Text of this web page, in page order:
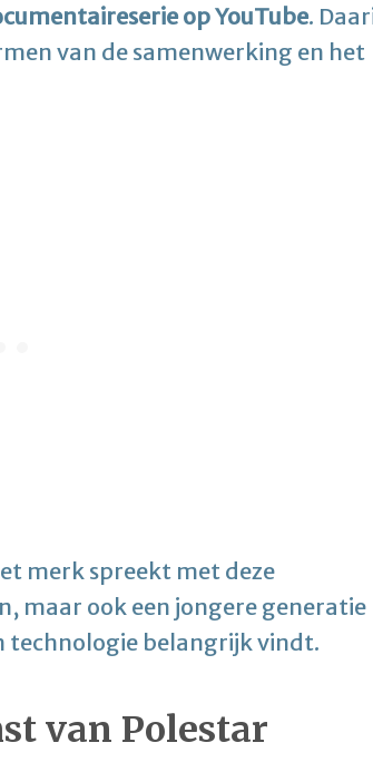
op YouTube.
van de samenwerking en het
merk spreekt met deze
maar ook een jongere generatie
technologie belangrijk vindt.
van Polestar